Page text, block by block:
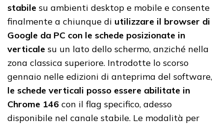
stabile su ambienti desktop e mobile e consente
finalmente a chiunque di utilizzare il browser di
Google da PC con le schede posizionate in
verticale su un lato dello schermo, anziché nella
zona classica superiore. Introdotte lo scorso
gennaio nelle edizioni di anteprima del software,
le schede verticali posso essere abilitate in
Chrome 146 con il flag specifico, adesso
disponibile nel canale stabile. Le modalità per